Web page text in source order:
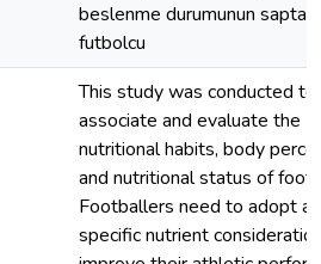
beslenme durumunun
futbolcu
This study was conducted to
associate and evaluate the
nutritional habits, body
and nutritional status of
Footballers need to adopt a
specific nutrient